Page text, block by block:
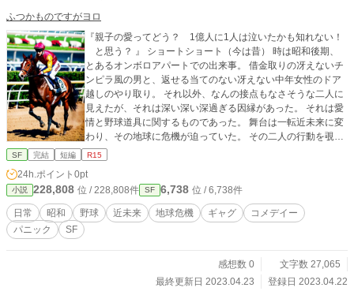
ふつかものですがヨロ
『親子の愛ってどう？ 1億人に1人は泣いたかも知れない！
と思う？ 』 ショートショート（今は昔） 時は昭和後期、
とあるオンボロアパートでの出来事。 借金取りの冴えないチ
ンピラ風の男と、返せる当てのない冴えない中年女性のドア
越しのやり取り。 それ以外、なんの接点もなさそうな二人に
見えたが、それは深い深い深過ぎる因縁があった。 それは愛
情と野球道具に関するものであった。 舞台は一転近未来に変
わり、その地球に危機が迫っていた。 その二人の行動を覗き
見た近未来人の重大な秘密が明かされようとしていたのだ。
作品は小説家になろう、カクヨムでも公開しています。
SF 完結 短編 R15
24h.ポイント 0pt
小説 228,808 位 / 228,808件 SF 6,738 位 / 6,738件
日常 昭和 野球 近未来 地球危機 ギャグ
コメデイー
パニック
SF
感想数 0
文字数 27,065
最終更新日 2023.04.23
登録日 2023.04.22